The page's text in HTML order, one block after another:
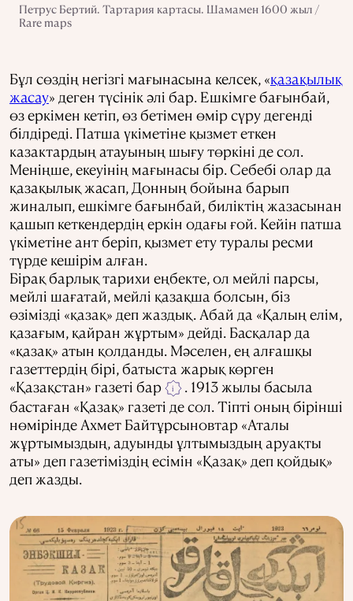
Петрус Бертий. Тартария картасы. Шамамен 1600 жыл /
Rare maps
Бұл сөздің негізгі мағынасына келсек, «қазақылық
жасау» деген түсінік әлі бар. Ешкімге бағынбай,
өз еркімен кетіп, өз бетімен өмір сүру дегенді
білдіреді. Патша үкіметіне қызмет еткен
казактардың атауының шығу төркіні де сол.
Меніңше, екеуінің мағынасы бір. Себебі олар да
қазақылық жасап, Донның бойына барып
жиналып, ешкімге бағынбай, биліктің жазасынан
қашып кеткендердің еркін одағы ғой. Кейін патша
үкіметіне ант беріп, қызмет ету туралы ресми
түрде кешірім алған.
Бірақ барлық тарихи еңбекте, ол мейлі парсы,
мейлі шағатай, мейлі қазақша болсын, біз
өзімізді «қазақ» деп жаздық. Абай да «Қалың елім,
қазағым, қайран жұртым» дейді. Басқалар да
«қазақ» атын қолданды. Мәселен, ең алғашқы
газеттердің бірі, батыста жарық көрген
«Қазақстан» газеті бар
i
. 1913 жылы басыла
бастаған «Қазақ» газеті де сол. Тіпті оның бірінші
нөмірінде Ахмет Байтұрсыновтар «Аталы
жұртымыздың, адуынды ұлтымыздың аруақты
аты» деп газетіміздің есімін «Қазақ» деп қойдық»
деп жазды.